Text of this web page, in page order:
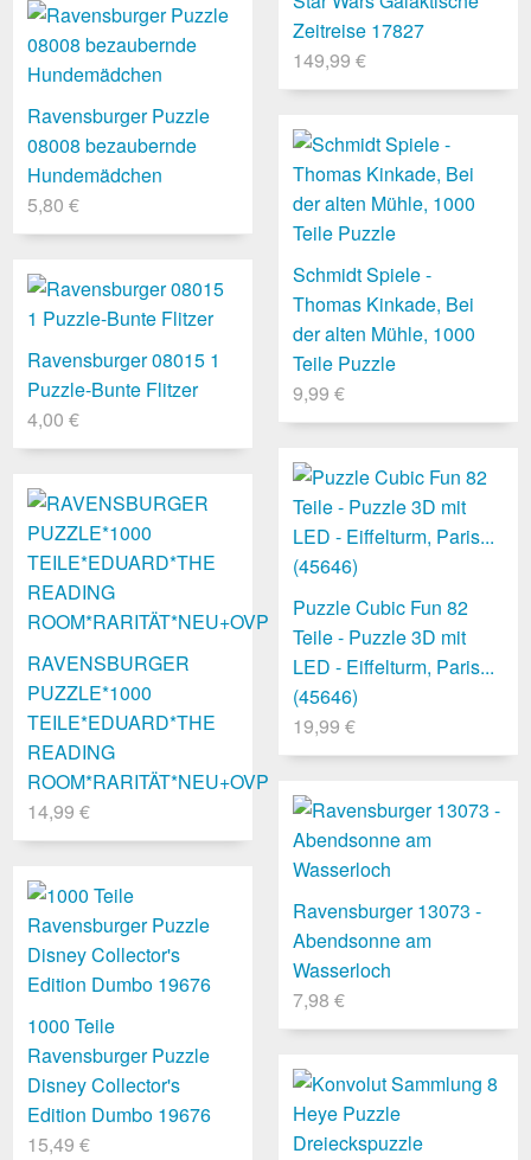
Zeitreise 17827
149,99 €
Ravensburger Puzzle
08008 bezaubernde
Hundemädchen
5,80 €
Schmidt Spiele -
Thomas Kinkade, Bei
der alten Mühle, 1000
Teile Puzzle
9,99 €
Ravensburger 08015 1
Puzzle-Bunte Flitzer
4,00 €
Puzzle Cubic Fun 82
Teile - Puzzle 3D mit
LED - Eiffelturm, Paris...
(45646)
19,99 €
RAVENSBURGER
PUZZLE*1000
TEILE*EDUARD*THE
READING
ROOM*RARITÄT*NEU+OVP
14,99 €
Ravensburger 13073 -
Abendsonne am
Wasserloch
7,98 €
1000 Teile
Ravensburger Puzzle
Disney Collector's
Edition Dumbo 19676
15,49 €